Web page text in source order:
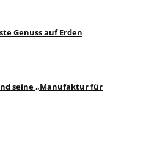
Genuss auf Erden
seine „Manufaktur für